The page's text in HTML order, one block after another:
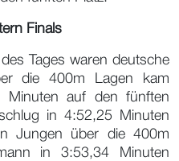
Finals
Tages waren deutsche
die 400m Lagen kam
Minuten auf den fünften
in 4:52,25 Minuten
Jungen über die 400m
in 3:53,34 Minuten